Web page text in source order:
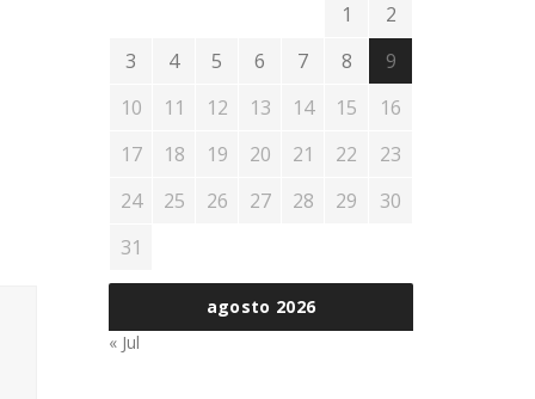
agosto 2026
1
2
3
4 5 6 7 8
9
10
11 12 13 14 15
16
17
18 19 20 21 22
23
24
25 26 27 28 29
30
31
« Jul